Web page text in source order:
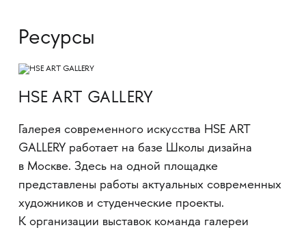
Ресурсы
HSE ART GALLERY
Галерея современного искусства HSE ART
GALLERY работает на базе Школы дизайна
в Москве. Здесь на одной площадке
представлены работы актуальных современных
художников и студенческие проекты.
К организации выставок команда галереи